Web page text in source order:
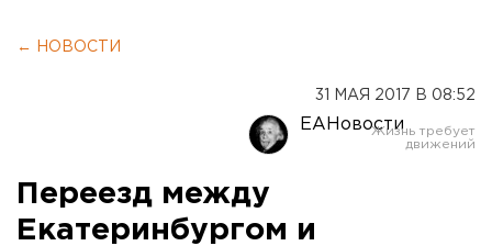
← НОВОСТИ
31 МАЯ 2017 В 08:52
ЕАНовости
Переезд между
Екатеринбургом и